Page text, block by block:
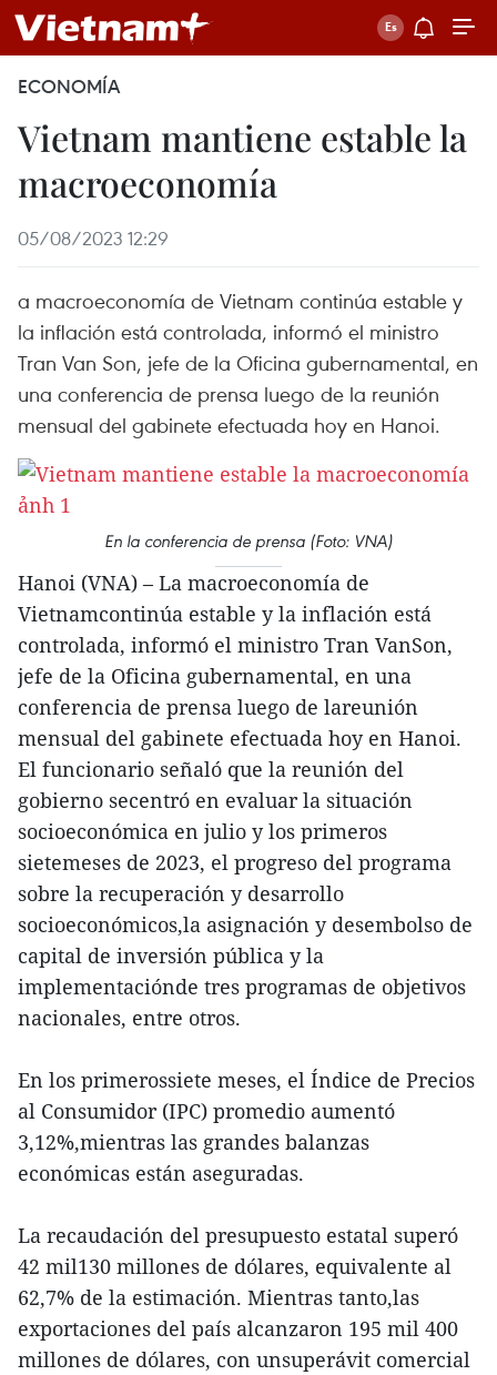
ECONOMÍA
Vietnam mantiene estable la
macroeconomía
05/08/2023 12:29
a macroeconomía de Vietnam continúa estable y
la inflación está controlada, informó el ministro
Tran Van Son, jefe de la Oficina gubernamental, en
una conferencia de prensa luego de la reunión
mensual del gabinete efectuada hoy en Hanoi.
En la conferencia de prensa (Foto: VNA)
Hanoi (VNA) – La macroeconomía de
Vietnamcontinúa estable y la inflación está
controlada, informó el ministro Tran VanSon,
jefe de la Oficina gubernamental, en una
conferencia de prensa luego de lareunión
mensual del gabinete efectuada hoy en Hanoi.
El funcionario señaló que la reunión del
gobierno secentró en evaluar la situación
socioeconómica en julio y los primeros
sietemeses de 2023, el progreso del programa
sobre la recuperación y desarrollo
socioeconómicos,la asignación y desembolso de
capital de inversión pública y la
implementaciónde tres programas de objetivos
nacionales, entre otros.
En los primerossiete meses, el Índice de Precios
al Consumidor (IPC) promedio aumentó
3,12%,mientras las grandes balanzas
económicas están aseguradas.
La recaudación del presupuesto estatal superó
42 mil130 millones de dólares, equivalente al
62,7% de la estimación. Mientras tanto,las
exportaciones del país alcanzaron 195 mil 400
millones de dólares, con unsuperávit comercial